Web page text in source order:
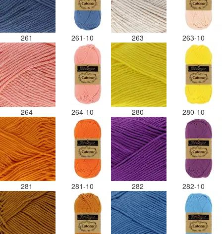
261 261-10 263 263-10
264 264-10 280 280-10
281 281-10 282 282-10